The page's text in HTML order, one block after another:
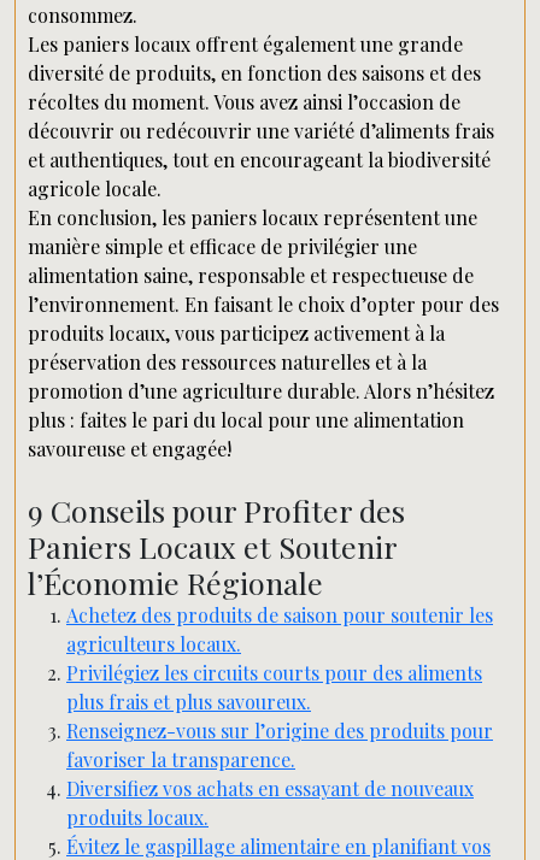
consommez.
Les paniers locaux offrent également une grande
diversité de produits, en fonction des saisons et des
récoltes du moment. Vous avez ainsi l’occasion de
découvrir ou redécouvrir une variété d’aliments frais
et authentiques, tout en encourageant la biodiversité
agricole locale.
En conclusion, les paniers locaux représentent une
manière simple et efficace de privilégier une
alimentation saine, responsable et respectueuse de
l’environnement. En faisant le choix d’opter pour des
produits locaux, vous participez activement à la
préservation des ressources naturelles et à la
promotion d’une agriculture durable. Alors n’hésitez
plus : faites le pari du local pour une alimentation
savoureuse et engagée!
9 Conseils pour Profiter des
Paniers Locaux et Soutenir
l’Économie Régionale
Achetez des produits de saison pour soutenir les
agriculteurs locaux.
Privilégiez les circuits courts pour des aliments
plus frais et plus savoureux.
Renseignez-vous sur l’origine des produits pour
favoriser la transparence.
Diversifiez vos achats en essayant de nouveaux
produits locaux.
Évitez le gaspillage alimentaire en planifiant vos